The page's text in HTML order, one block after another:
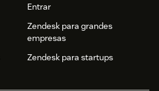
Entrar
Zendesk para grandes
empresas
Zendesk para startups